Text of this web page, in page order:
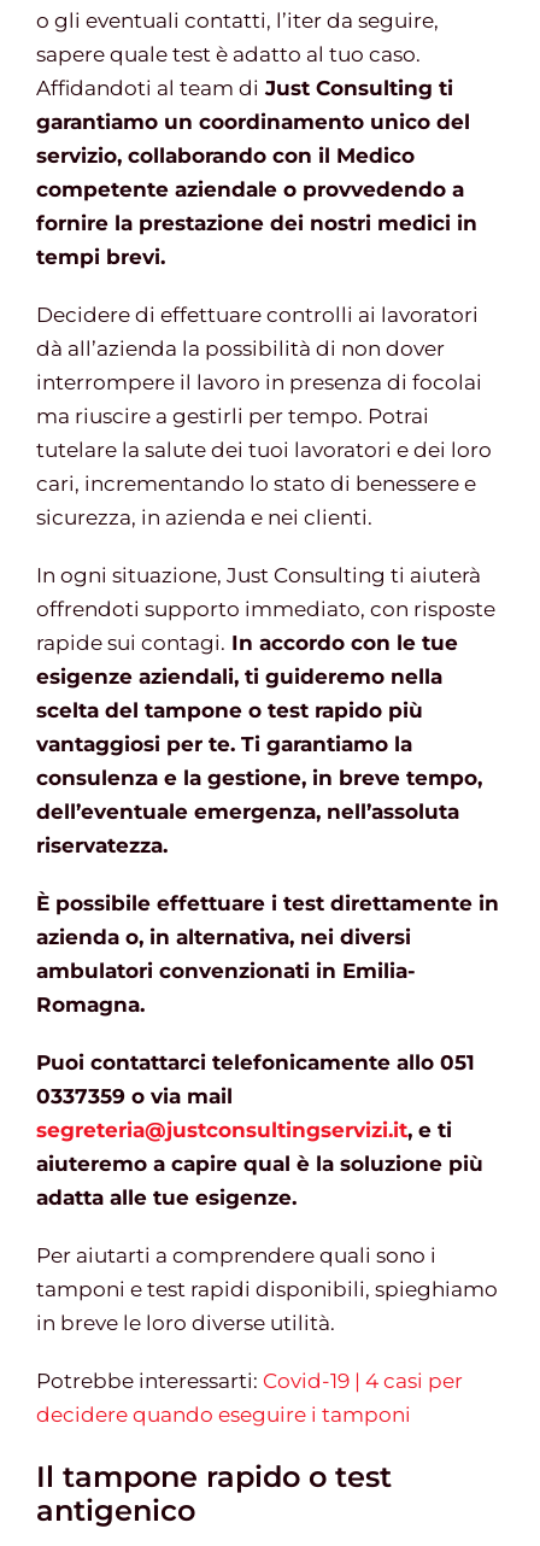
o gli eventuali contatti, l’iter da seguire,
sapere quale test è adatto al tuo caso.
Affidandoti al team di Just Consulting ti
garantiamo un coordinamento unico del
servizio, collaborando con il Medico
competente aziendale o provvedendo a
fornire la prestazione dei nostri medici in
tempi brevi.
Decidere di effettuare controlli ai lavoratori
dà all’azienda la possibilità di non dover
interrompere il lavoro in presenza di focolai
ma riuscire a gestirli per tempo. Potrai
tutelare la salute dei tuoi lavoratori e dei loro
cari, incrementando lo stato di benessere e
sicurezza, in azienda e nei clienti.
In ogni situazione, Just Consulting ti aiuterà
offrendoti supporto immediato, con risposte
rapide sui contagi. In accordo con le tue
esigenze aziendali, ti guideremo nella
scelta del tampone o test rapido più
vantaggiosi per te. Ti garantiamo la
consulenza e la gestione, in breve tempo,
dell’eventuale emergenza, nell’assoluta
riservatezza.
È possibile effettuare i test direttamente in
azienda o, in alternativa, nei diversi
ambulatori convenzionati in Emilia-
Romagna.
Puoi contattarci telefonicamente allo 051
0337359 o via mail
segreteria@justconsultingservizi.it, e ti
aiuteremo a capire qual è la soluzione più
adatta alle tue esigenze.
Per aiutarti a comprendere quali sono i
tamponi e test rapidi disponibili, spieghiamo
in breve le loro diverse utilità.
Potrebbe interessarti: Covid-19 | 4 casi per
decidere quando eseguire i tamponi
Il tampone rapido o test
antigenico